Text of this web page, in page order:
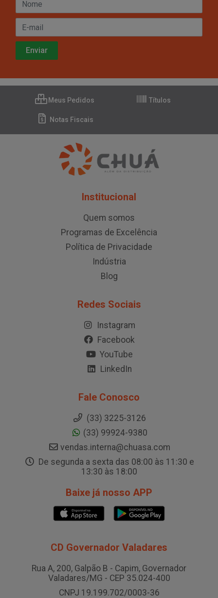
Meus Pedidos Títulos
Notas Fiscais
Institucional
Quem somos
Programas de Excelência
Política de Privacidade
Indústria
Blog
Redes Sociais
Instagram
Facebook
YouTube
LinkedIn
Fale Conosco
(33) 3225-3126
(33) 99924-9380
vendas.interna@chuasa.com
De segunda a sexta das 08:00 às 11:30 e
13:30 às 18:00
Baixe já nosso APP
CD Governador Valadares
Rua A, 200, Galpão B - Capim, Governador
Valadares/MG - CEP 35.024-400
CNPJ 19.199.702/0003-36